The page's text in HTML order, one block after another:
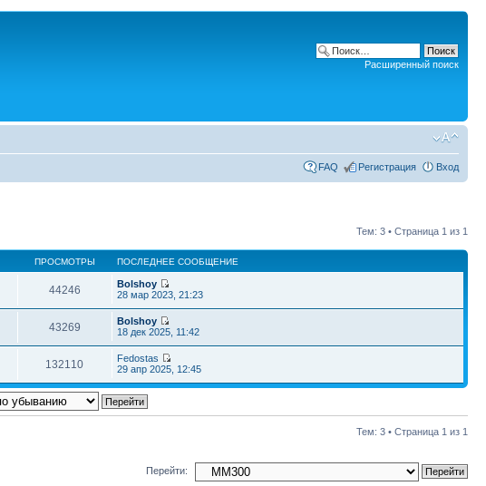
Расширенный поиск
FAQ Регистрация Вход
Тем: 3 • Страница 1 из 1
ПРОСМОТРЫ ПОСЛЕДНЕЕ СООБЩЕНИЕ
44246
Bolshoy
28 мар 2023, 21:23
43269
Bolshoy
18 дек 2025, 11:42
132110
Fedostas
29 апр 2025, 12:45
Тем: 3 • Страница 1 из 1
Перейти: